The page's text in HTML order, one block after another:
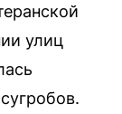
улиц